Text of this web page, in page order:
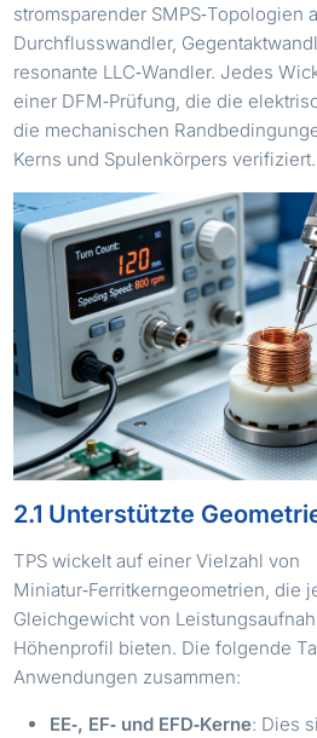
stromsparender SMPS‑Topologien
Durchflusswandler,
resonante LLC‑Wandler. Jedes
einer DFM‑Prüfung, die die
die mechanischen
Kerns und Spulenkörpers verifiziert.
2.1 Unterstützte
TPS wickelt auf einer Vielzahl von
Miniatur‑Ferritkerngeometrien, die
Gleichgewicht von
Höhenprofil bieten. Die folgende
Anwendungen zusammen:
EE‑, EF‑ und EFD‑Kerne: Dies